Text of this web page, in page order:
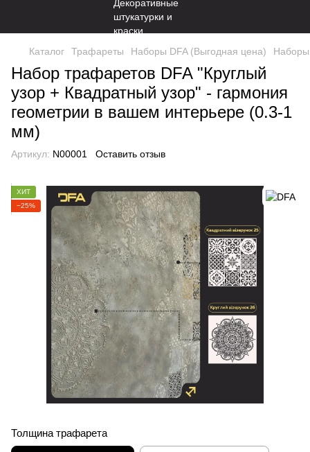
Каталог Трафареты Наборы DFA (Выгодная цена) Наборы
Набор трафаретов DFA "Круглый
узор + Квадратный узор" - гармония
геометрии в вашем интерьере (0.3-1
мм)
Артикул: N00001 Оставить отзыв
ХИТ
−25%
Толщина трафарета